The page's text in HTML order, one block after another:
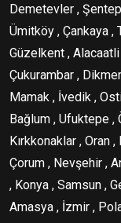
Demetevler ,
Ümitköy , Çankaya ,
Güzelkent , Alacaatli
Çukurambar ,
Mamak , İvedik ,
Bağlum , Ufuktepe ,
Kırkkonaklar , Oran
Çorum , Nevşehir ,
, Konya , Samsun ,
Amasya , İzmir ,